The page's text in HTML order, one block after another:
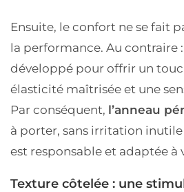
Ensuite, le confort ne se fait
la performance. Au contraire
développé pour offrir un
élasticité maîtrisée et une
Par conséquent, l’anneau
à porter, sans irritation
est responsable et adaptée à
Texture côtelée : une